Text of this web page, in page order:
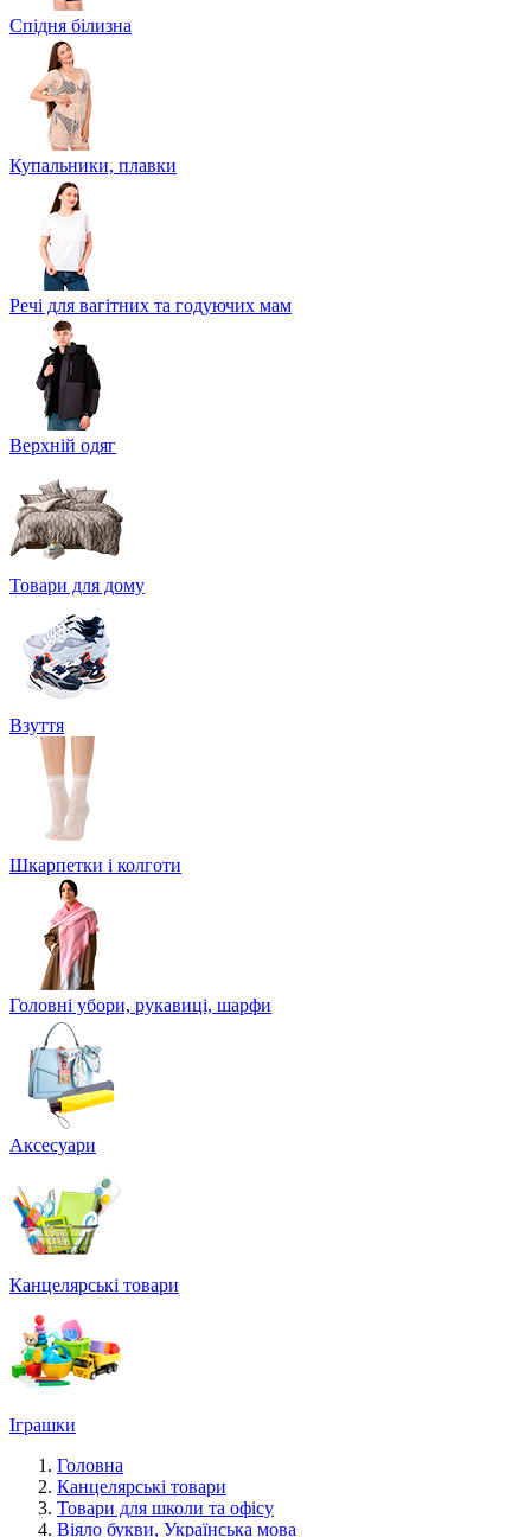
Спідня білизна
Купальники, плавки
Речі для вагітних та годуючих мам
Верхній одяг
Товари для дому
Взуття
Шкарпетки і колготи
Головні убори, рукавиці, шарфи
Аксесуари
Канцелярські товари
Іграшки
Головна
Канцелярські товари
Товари для школи та офісу
Віяло букви, Українська мова